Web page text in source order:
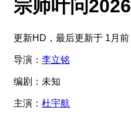
宗师叶问2026
更新HD，最后更新于 1月前
导演： 李立铭
编剧： 未知
主演： 杜宇航